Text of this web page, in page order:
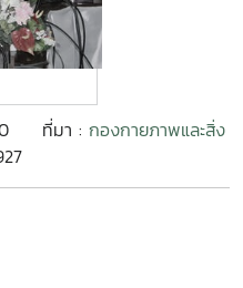
ที่มา : กองกายภาพและสิ่ง